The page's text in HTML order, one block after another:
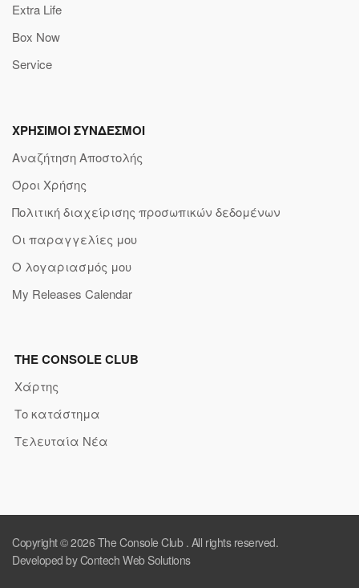
Extra Life
Box Now
Service
ΧΡΗΣΙΜΟΙ ΣΥΝΔΕΣΜΟΙ
Αναζήτηση Αποστολής
Όροι Χρήσης
Πολιτική διαχείρισης προσωπικών δεδομένων
Οι παραγγελίες μου
Ο λογαριασμός μου
My Releases Calendar
THE CONSOLE CLUB
Χάρτης
Το κατάστημα
Τελευταία Νέα
Copyright © 2026 The Console Club. All rights reserved.
Developed by Contech Web Solutions